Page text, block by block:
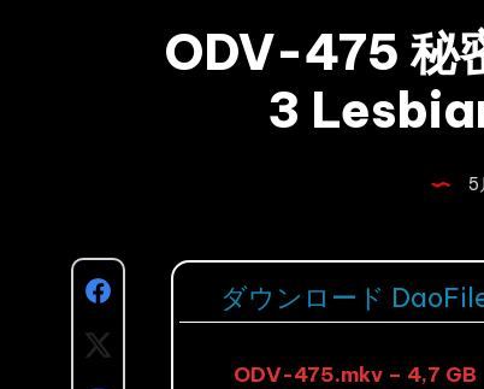
ODV-475 秘
3
5
ダウンロード
ODV-475.mkv – 4,7 GB